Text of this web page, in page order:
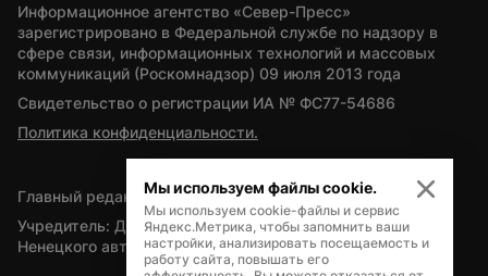
Информационное агентство «Север-Пресс»
зарегистрировано в Федеральной службе по надзору в
сфере связи, информационных технологий и массовых
коммуникаций (Роскомнадзор) 09 июля 2013 года
Свидетельство о регистрации ИА № ФС77-54686
Политика конфиденциальности.
Главный редактор — А.Л. Поздеев
Учредитель: Департамент внутренней политики Ямало-
Ненецкого автономного округа
Мы используем файлы cookie.
Мы используем cookie-файлы и сервис
Яндекс.Метрика, чтобы запомнить ваши
настройки, анализировать посещаемость и
работу сайта, повышать его